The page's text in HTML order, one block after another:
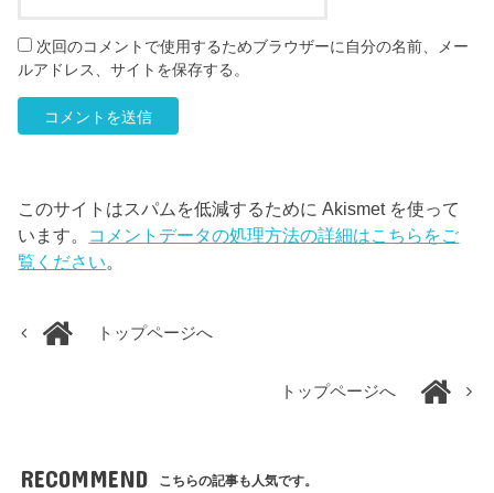
次回のコメントで使用するためブラウザーに自分の名前、メー
ルアドレス、サイトを保存する。
このサイトはスパムを低減するために Akismet を使って
います。 コメントデータの処理方法の詳細はこちらをご
覧ください。
トップページへ
トップページへ
RECOMMEND こちらの記事も人気です。